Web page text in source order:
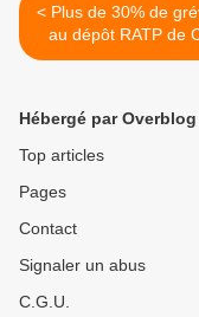
< Plus de 30% de grévistes
au dépôt RATP de
Nivert
Hébergé par Overblog
Top articles
Pages
Contact
Signaler un abus
C.G.U.